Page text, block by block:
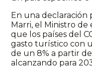
En una declaración
Marri, el Ministro de
que los países del
gasto turístico con
de un 8% a partir
alcanzando para